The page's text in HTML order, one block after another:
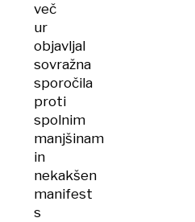
več
ur
objavljal
sovražna
sporočila
proti
spolnim
manjšinam
in
nekakšen
manifest
s